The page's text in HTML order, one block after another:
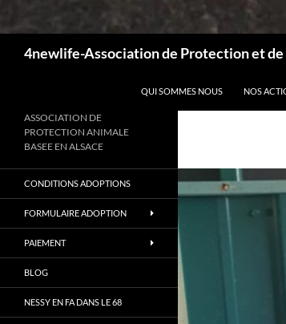
4newlife-Association de Protection et de
QUI SOMMES NOUS
NOS
ASSOCIATION DE
PROTECTION ANIMALE
BASEE EN ALSACE
CONDITIONS ADOPTIONS
FORMULAIRE ADOPTION
PAIEMENT
BLOG
NESSY EN FA DANS LE 68